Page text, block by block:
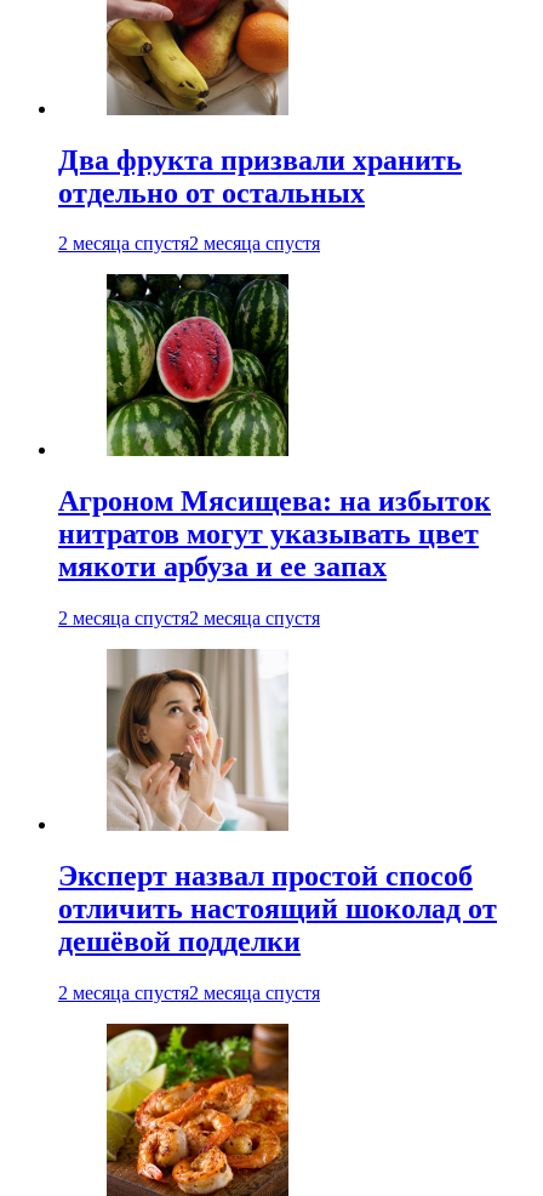
Два фрукта призвали хранить
отдельно от остальных
2 месяца спустя2 месяца спустя
Агроном Мясищева: на избыток
нитратов могут указывать цвет
мякоти арбуза и ее запах
2 месяца спустя2 месяца спустя
Эксперт назвал простой способ
отличить настоящий шоколад от
дешёвой подделки
2 месяца спустя2 месяца спустя